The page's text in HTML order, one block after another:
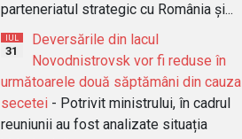
parteneriatul strategic cu România și...
IUL
31
Deversările din lacul
Novodnistrovsk vor fi reduse în
următoarele două săptămâni din cauza
secetei - Potrivit ministrului, în cadrul
reuniunii au fost analizate situația